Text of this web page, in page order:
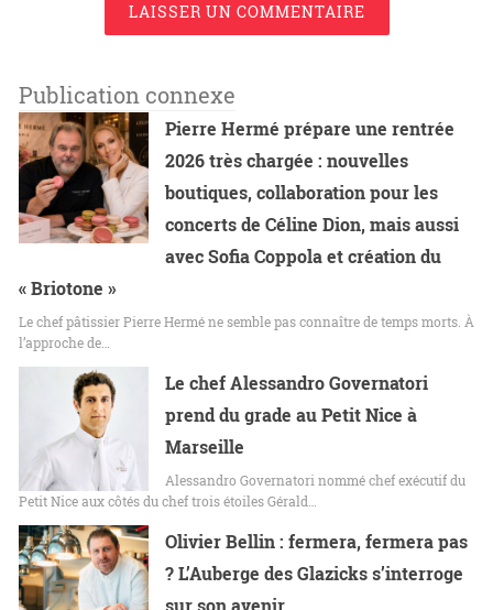
LAISSER UN COMMENTAIRE
Publication connexe
Pierre Hermé prépare une rentrée
2026 très chargée : nouvelles
boutiques, collaboration pour les
concerts de Céline Dion, mais aussi
avec Sofia Coppola et création du
« Briotone »
Le chef pâtissier Pierre Hermé ne semble pas connaître de temps morts. À
l’approche de…
Le chef Alessandro Governatori
prend du grade au Petit Nice à
Marseille
Alessandro Governatori nommé chef exécutif du
Petit Nice aux côtés du chef trois étoiles Gérald…
Olivier Bellin : fermera, fermera pas
? L’Auberge des Glazicks s’interroge
sur son avenir